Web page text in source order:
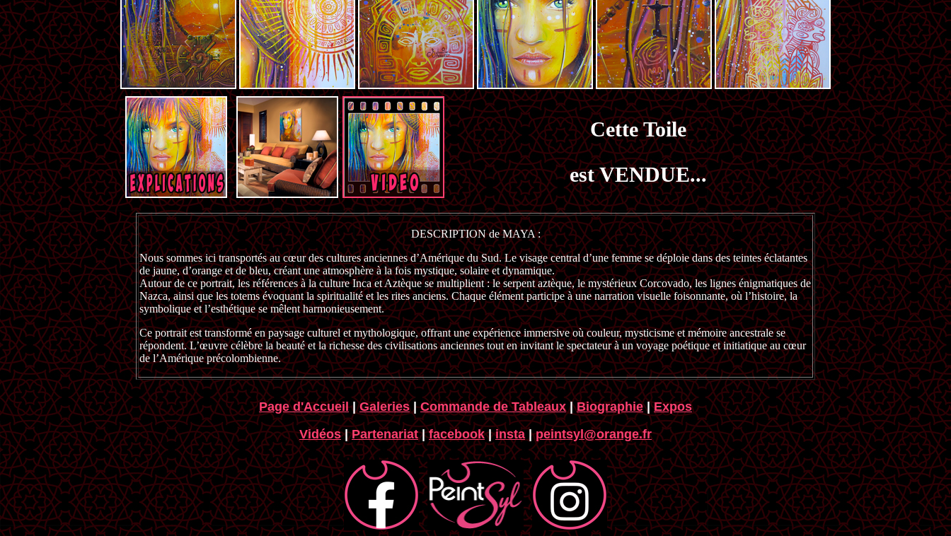
Cette Toile
est VENDUE...
DESCRIPTION de MAYA :
Nous sommes ici transportés au cœur des cultures anciennes d’Amérique du Sud. Le visage central d’une femme se déploie dans des teintes éclatantes
de jaune, d’orange et de bleu, créant une atmosphère à la fois mystique, solaire et dynamique.
Autour de ce portrait, les références à la culture Inca et Aztèque se multiplient : le serpent aztèque, le mystérieux Corcovado, les lignes énigmatiques de
Nazca, ainsi que les totems évoquant la spiritualité et les rites anciens. Chaque élément participe à une narration visuelle foisonnante, où l’histoire, la
symbolique et l’esthétique se mêlent harmonieusement.
Ce portrait est transformé en paysage culturel et mythologique, offrant une expérience immersive où couleur, mysticisme et mémoire ancestrale se
répondent. L’œuvre célèbre la beauté et la richesse des civilisations anciennes tout en invitant le spectateur à un voyage poétique et initiatique au cœur
de l’Amérique précolombienne.
Page d'Accueil|Galeries|Commande de Tableaux|Biographie|Expos
Vidéos|Partenariat|facebook|insta |peintsyl@orange.fr